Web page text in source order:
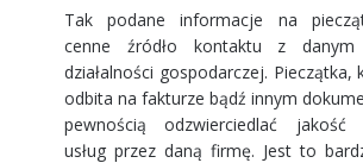
Tak podane informacje na
cenne źródło kontaktu z danym
działalności gospodarczej. Pieczątka,
odbita na fakturze bądź innym
pewnością odzwierciedlać jakość
usług przez daną firmę. Jest to